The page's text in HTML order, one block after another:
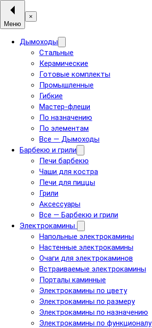
Меню
×
Дымоходы
Стальные
Керамические
Готовые комплекты
Промышленные
Гибкие
Мастер-флеши
По назначению
По элементам
Все — Дымоходы
Барбекю и грили
Печи барбекю
Чаши для костра
Печи для пиццы
Грили
Аксессуары
Все — Барбекю и грили
Электрокамины
Напольные электрокамины
Настенные электрокамины
Очаги для электрокаминов
Встраиваемые электрокамины
Порталы каминные
Электрокамины по цвету
Электрокамины по размеру
Электрокамины по назначению
Электрокамины по функционалу